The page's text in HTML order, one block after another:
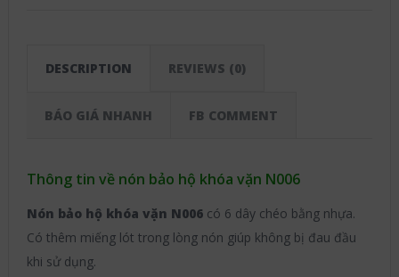
DESCRIPTION REVIEWS (0)
BÁO GIÁ NHANH FB COMMENT
Thông tin về nón bảo hộ khóa vặn N006
Nón bảo hộ khóa vặn N006có 6 dây chéo bằng nhựa.
Có thêm miếng lót trong lòng nón giúp không bị đau đầu
khi sử dụng.